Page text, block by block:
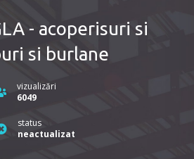
- acoperisuri si
si burlane
vizualizări
6049
status
neactualizat